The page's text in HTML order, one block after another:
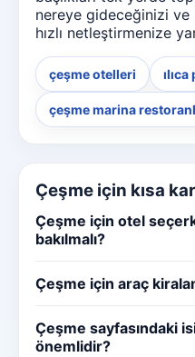
nereye gideceğinizi ve
hızlı netleştirmenize
çeşme otelleri
çeşme marina
Çeşme için kısa
Çeşme için otel
bakılmalı?
Çeşme için araç
Çeşme sayfasındaki
önemlidir?